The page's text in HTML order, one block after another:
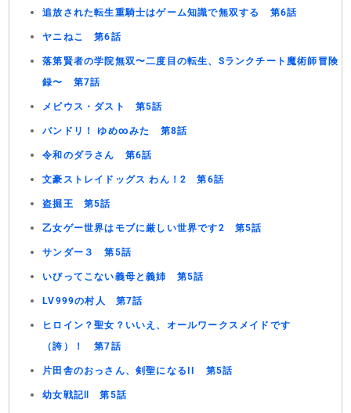
追放された転生重騎士はゲーム知識で無双する 第6話
ヤニねこ 第6話
落第賢者の学院無双〜二度目の転生、Sランクチート魔術師冒険
録〜 第7話
メビウス・ダスト 第5話
バンドリ！ ゆめ∞みた 第8話
令和のダラさん 第6話
文豪ストレイドッグス わん！2 第6話
盗掘王 第5話
乙女ゲー世界はモブに厳しい世界です2 第5話
サンダー３ 第5話
いびってこない義母と義姉 第5話
LV999の村人 第7話
ヒロイン？聖女？いいえ、オールワークスメイドです
（誇）！ 第7話
片田舎のおっさん、剣聖になるII 第5話
幼女戦記Ⅱ 第5話